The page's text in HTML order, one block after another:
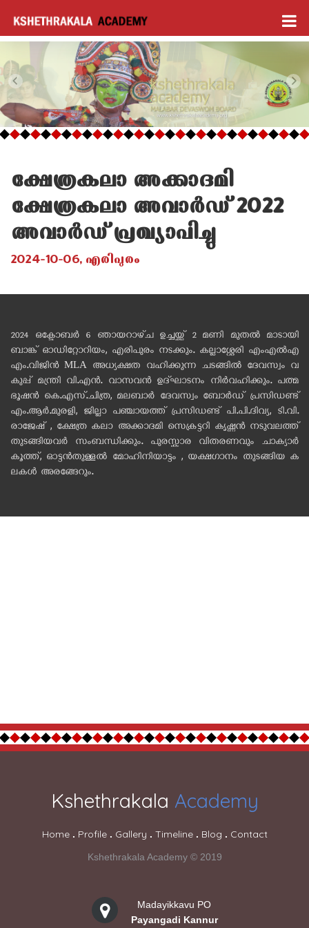
ക്ഷേത്രകലാ അക്കാദമി
ക്ഷേത്രകലാ അവാർഡ് 2022
അവാർഡ് പ്രഖ്യാപിച്ചു
2024-10-06, എരിപുരം
2024 ഒക്ടോബർ 6 ഞായറാഴ്‌ച ഉച്ചയ്ക്ക് 2 മണി മുതൽ മാടായി
ബാങ്ക് ഓഡിറ്റോറിയം, എരിപുരം നടക്കും. കല്ലാശ്ശേരി എംഎൽഎ
എം.വിജിൻ MLA അധ്യക്ഷത വഹിക്കുന്ന ചടങ്ങിൽ ദേവസ്വം വ
കുപ്പ് മന്ത്രി വി.എൻ. വാസവൻ ഉദ്ഘാടനം നിർവഹിക്കും. പത്മ
ഭൂഷൻ കെ.എസ്.ചിത്ര, മലബാർ ദേവസ്വം ബോർഡ് പ്രസിഡണ്ട്
എം.ആർ.മുരളി, ജില്ലാ പഞ്ചായത്ത് പ്രസിഡണ്ട് പി.പി.ദിവ്യ, ടി.വി.
രാജേഷ് , ക്ഷേത്ര കലാ അക്കാദമി സെക്രട്ടറി കൃഷ്ണൻ നടുവലത്ത്
തുടങ്ങിയവർ സംബന്ധിക്കും. പുരസ്കാര വിതരണവും ചാക്യാർ
കൂത്ത്, ഓട്ടൻതുള്ളൽ മോഹിനിയാട്ടം , യക്ഷഗാനം തുടങ്ങിയ ക
ലകൾ അരങ്ങേറും.
Kshethrakala Academy
Home. Profile. Gallery . Timeline. Blog . Contact
Kshethrakala Academy © 2019
Madayikkavu PO
Payangadi Kannur